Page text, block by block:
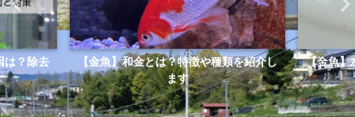
は？除去
【金魚】和金とは？特徴や種類を紹介し
ます
【金魚】